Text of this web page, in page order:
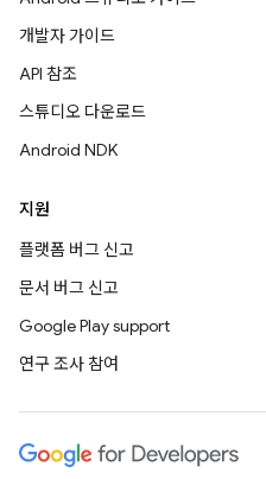
개발자 가이드
API 참조
스튜디오 다운로드
Android NDK
지원
플랫폼 버그 신고
문서 버그 신고
Google Play support
연구 조사 참여